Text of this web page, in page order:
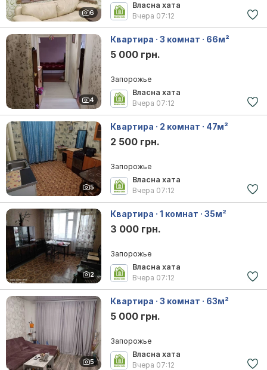
6
Власна хата
Вчера 07:12
4
Квартира · 3 комнат · 66м²
5 000 грн.
Запорожье
Власна хата
Вчера 07:12
5
Квартира · 2 комнат · 47м²
2 500 грн.
Запорожье
Власна хата
Вчера 07:12
2
Квартира · 1 комнат · 35м²
3 000 грн.
Запорожье
Власна хата
Вчера 07:12
5
Квартира · 3 комнат · 63м²
5 000 грн.
Запорожье
Власна хата
Вчера 07:12